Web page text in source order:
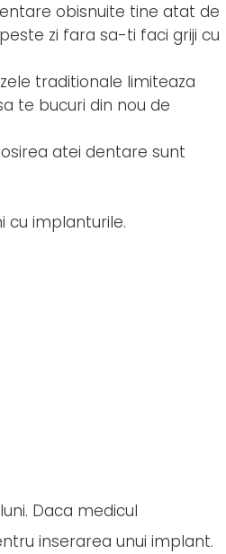
obisnuite tine atat de
zi fara sa-ti faci griji cu
traditionale limiteaza
te bucuri din nou de
atei dentare sunt
cu implanturile.
Daca medicul
inserarea unui implant.